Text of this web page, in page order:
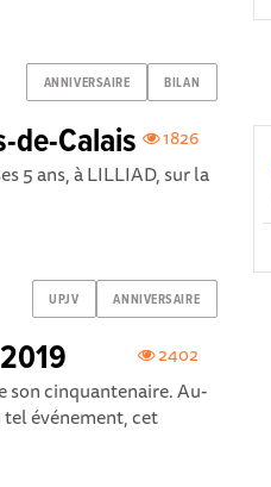
ANNIVERSAIRE BILAN
1826
de-Calais
5 ans, à LILLIAD, sur la
UPJV ANNIVERSAIRE
2402
son cinquantenaire. Au-
événement, cet